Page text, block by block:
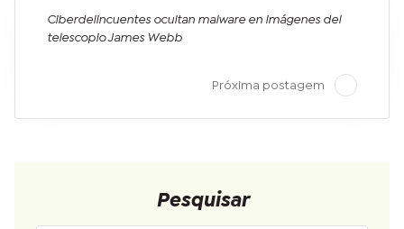
Ciberdelincuentes ocultan malware en imágenes del
telescopio James Webb
Próxima postagem
Pesquisar